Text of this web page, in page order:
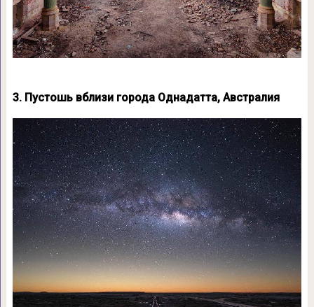
3. Пустошь вблизи города Однадатта, Австралия